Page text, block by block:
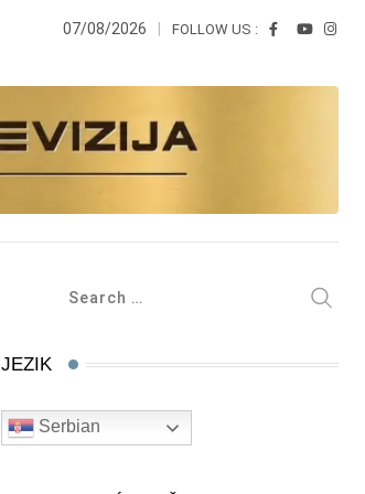
07/08/2026 FOLLOW US :
JEZIK
Serbian